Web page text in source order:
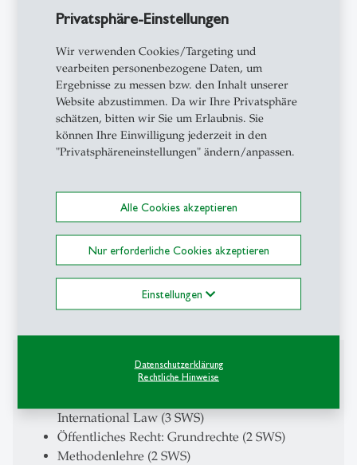
Privatsphäre-Einstellungen
Wir verwenden Cookies/Targeting und
vearbeiten personenbezogene Daten, um
Ergebnisse zu messen bzw. den Inhalt unserer
Website abzustimmen. Da wir Ihre Privatsphäre
schätzen, bitten wir Sie um Erlaubnis. Sie
können Ihre Einwilligung jederzeit in den
"Privatsphäreneinstellungen" ändern/anpassen.
Alle Cookies akzeptieren
Nur erforderliche Cookies akzeptieren
Einstellungen
Datenschutzerklärung
Rechtliche Hinweise
(September 2009 - Mai 2014)
(August 2006 - Januar 2013)
Oberassistentin Juristische Programme und
Dozentin für Öffentliches Recht und
Völkerrecht, Universität St. Gallen (April 2003 -
Juli 2006)
Auditorin und Gerichtsschreiberin am
Oktober 2002)
Assistentin zu 50% bei Prof. Dr. J. Kokott,
Lehrstuhl für Völkerrecht, Internationales
Wirtschaftsrecht und Europarecht, Universität
St. Gallen (Oktober 1999 - August 2000)
Europa Institut Zürich (August 1998 - Juli 1999)
International Law (3 SWS)
Öffentliches Recht: Grundrechte (2 SWS)
Methodenlehre (2 SWS)